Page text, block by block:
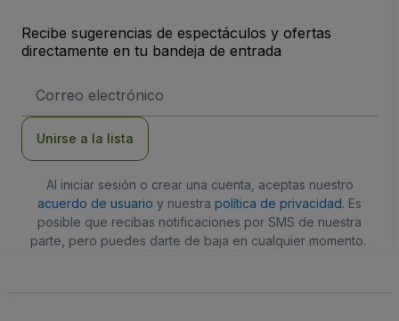
Recibe sugerencias de espectáculos y ofertas
directamente en tu bandeja de entrada
de
Unirse a la lista
Al iniciar sesión o crear una cuenta, aceptas nuestro
acuerdo de usuario y nuestra política de privacidad. Es
posible que recibas notificaciones por SMS de nuestra
parte, pero puedes darte de baja en cualquier momento.